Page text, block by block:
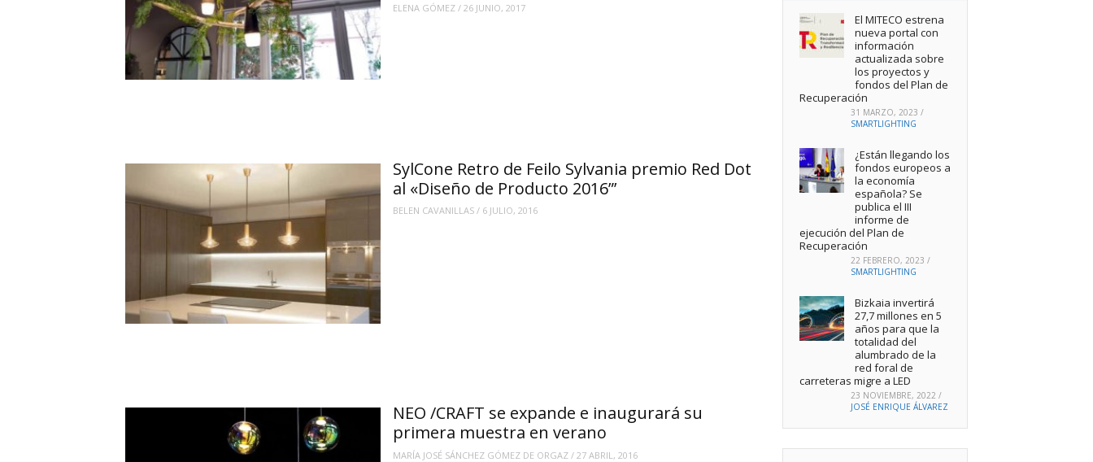
ELENA GÓMEZ/ 26 JUNIO, 2017
SylCone Retro de Feilo Sylvania premio Red Dot
al «Diseño de Producto 2016”’
BELEN CAVANILLAS/ 6 JULIO, 2016
NEO /CRAFT se expande e inaugurará su
primera muestra en verano
MARÍA JOSÉ SÁNCHEZ GÓMEZ DE ORGAZ/ 27 ABRIL, 2016
El MITECO estrena
nueva portal con
información
actualizada sobre
los proyectos y
fondos del Plan de
Recuperación
31 MARZO, 2023 /
SMARTLIGHTING
¿Están llegando los
fondos europeos a
la economía
española? Se
publica el III
informe de
ejecución del Plan de
Recuperación
22 FEBRERO, 2023 /
SMARTLIGHTING
Bizkaia invertirá
27,7 millones en 5
años para que la
totalidad del
alumbrado de la
red foral de
carreteras migre a LED
23 NOVIEMBRE, 2022 /
JOSÉ ENRIQUE ÁLVAREZ